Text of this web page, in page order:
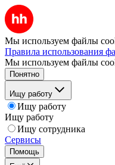
Мы используем файлы
Правила использования
Мы используем файлы
Понятно
Ищу работу
Ищу работу
Ищу работу
Ищу сотрудника
Сервисы
Помощь